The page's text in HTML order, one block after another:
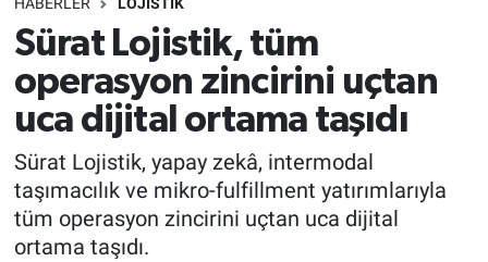
Sürat Lojistik, tüm
operasyon zincirini uçtan
uca dijital ortama taşıdı
Sürat Lojistik, yapay zekâ, intermodal
taşımacılık ve mikro-fulfillment yatırımlarıyla
tüm operasyon zincirini uçtan uca dijital
ortama taşıdı.